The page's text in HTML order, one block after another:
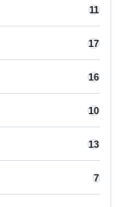
11
17
16
10
13
7